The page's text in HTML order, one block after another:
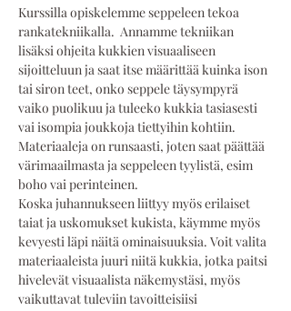
Kurssilla opiskelemme seppeleen tekoa
rankatekniikalla.  Annamme tekniikan
lisäksi ohjeita kukkien visuaaliseen
sijoitteluun ja saat itse määrittää kuinka ison
tai siron teet, onko seppele täysympyrä
vaiko puolikuu ja tuleeko kukkia tasiasesti
vai isompia joukkoja tiettyihin kohtiin.
Materiaaleja on runsaasti, joten saat päättää
värimaailmasta ja seppeleen tyylistä, esim
boho vai perinteinen.
Koska juhannukseen liittyy myös erilaiset
taiat ja uskomukset kukista, käymme myös
kevyesti läpi näitä ominaisuuksia. Voit valita
materiaaleista juuri niitä kukkia, jotka paitsi
hivelevät visuaalista näkemystäsi, myös
vaikuttavat tuleviin tavoitteisiisi